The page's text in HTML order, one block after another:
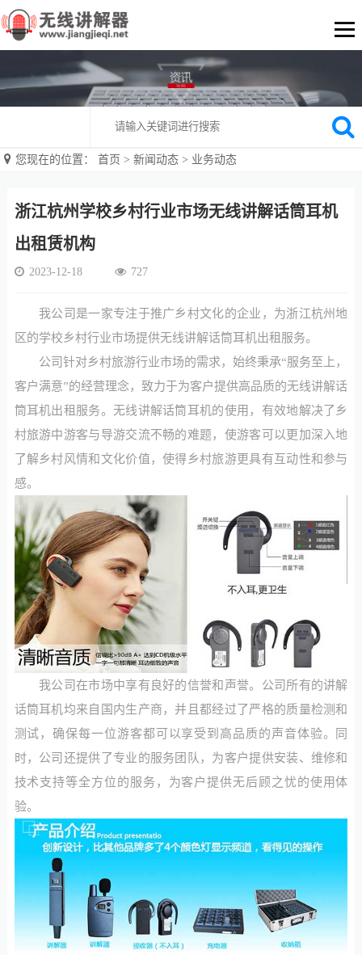
您现在的位置： 首页 > 新闻动态 > 业务动态
浙江杭州学校乡村行业市场无线讲解话筒耳机
出租赁机构
2023-12-18 727
我公司是一家专注于推广乡村文化的企业，为浙江杭州地
区的学校乡村行业市场提供无线讲解话筒耳机出租服务。
公司针对乡村旅游行业市场的需求，始终秉承“服务至上，
客户满意”的经营理念，致力于为客户提供高品质的无线讲解话
筒耳机出租服务。无线讲解话筒耳机的使用，有效地解决了乡
村旅游中游客与导游交流不畅的难题，使游客可以更加深入地
了解乡村风情和文化价值，使得乡村旅游更具有互动性和参与
感。
我公司在市场中享有良好的信誉和声誉。公司所有的讲解
话筒耳机均来自国内生产商，并且都经过了严格的质量检测和
测试，确保每一位游客都可以享受到高品质的声音体验。同
时，公司还提供了专业的服务团队，为客户提供安装、维修和
技术支持等全方位的服务，为客户提供无后顾之忧的使用体
验。